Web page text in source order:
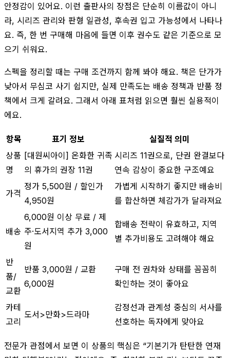
안정감이 있어요. 이런 출판사의 장점은 단순히 이름값이 아니
라, 시리즈 관리와 판형 일관성, 후속권 입고 가능성에서 나타나
요. 즉, 한 번 구매해 마음에 들면 이후 권수도 같은 기준으로 모
으기 쉬워요.
스펙을 정리할 때는 구매 조건까지 함께 봐야 해요. 책은 단가가
낮아서 무심코 사기 쉽지만, 실제 만족도는 배송 정책과 반품 정
책에서 크게 갈려요. 그래서 아래 표처럼 읽으면 훨씬 실용적이
에요.
항목 표기 정보
실질적 의미
상품
명
[대원씨아이] 온화한 귀족
의 휴가의 권장 11권
시리즈 11권으로, 단권 완결보다
연속 감상이 중요한 구조예요
가격
정가 5,500원 / 할인가
4,950원
가볍게 시작하기 좋지만 배송비
를 합산하면 체감가가 달라져요
배송
6,000원 이상 무료 / 제
주·도서지역 추가 3,000
원
합배송 전략이 유효하고, 지역
별 추가비용도 고려해야 해요
반
품/
교환
반품 3,000원 / 교환
6,000원
구매 전 권차와 상태를 꼼꼼히
확인하는 것이 좋아요
카테
고리
도서>만화>드라마
감정선과 관계성 중심의 서사를
선호하는 독자에게 맞아요
전문가 관점에서 보면 이 상품의 핵심은 “기본기가 탄탄한 연재